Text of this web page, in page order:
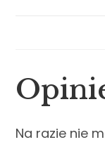
Na razie nie